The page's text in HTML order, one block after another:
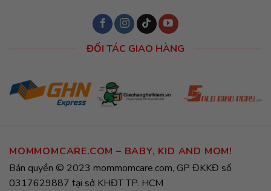
ĐỐI TÁC GIAO HÀNG
MOMMOMCARE.COM – BABY, KID AND MOM!
Bản quyền © 2023 mommomcare.com, GP ĐKKĐ số
0317629887 tại sở KHĐT TP. HCM